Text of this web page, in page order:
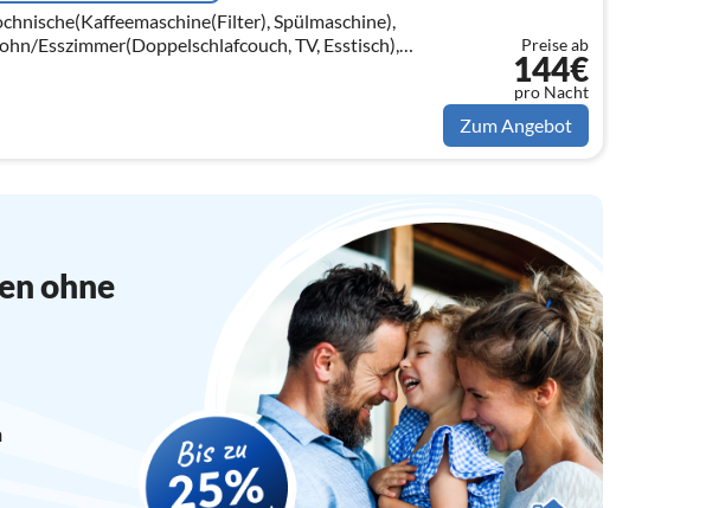
Spülmaschine),
Esszimmer(Doppelschlafcouch, TV, Esstisch),
Preise ab
144€
pro Nacht
Zum Angebot
ohne